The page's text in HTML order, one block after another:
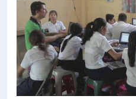
Rector
Académica